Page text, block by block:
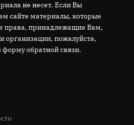
не несет. Если Вы
сайте материалы, которые
права, принадлежащие Вам,
организации, пожалуйста,
обратной связи.